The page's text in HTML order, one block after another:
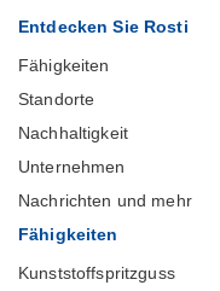
Entdecken Sie Rosti
Fähigkeiten
Standorte
Nachhaltigkeit
Unternehmen
Nachrichten und mehr
Fähigkeiten
Kunststoffspritzguss